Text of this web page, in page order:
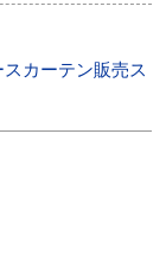
カーテン販売ス